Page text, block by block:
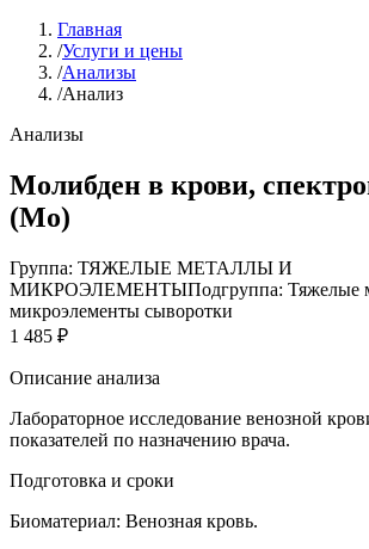
Главная
/Услуги и цены
/Анализы
/Анализ
Анализы
Молибден в крови,
(Mo)
Группа: ТЯЖЕЛЫЕ МЕТАЛЛЫ И
МИКРОЭЛЕМЕНТЫПодгруппа: Тяжелые
микроэлементы сыворотки
1 485 ₽
Описание анализа
Лабораторное исследование венозной
показателей по назначению врача.
Подготовка и сроки
Биоматериал: Венозная кровь.